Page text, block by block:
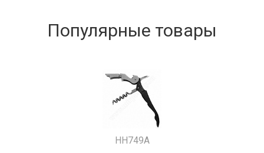
Популярные товары
HH749A